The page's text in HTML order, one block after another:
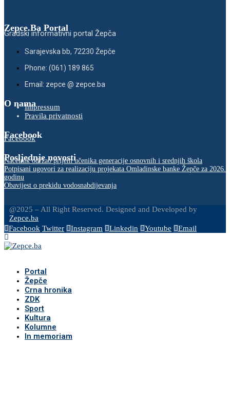
Zepce.Ba Portal
Gradski informativni portal Žepča
Sarajevska bb, 72230 Žepče
Phone: (061) 189 865
Email: zepce @ zepce.ba
O namaImpressum
Pravila privatnosti
Facebook
Facebook
Posljednje novosti
Načelnik održao prijem učenika generacije osnovnih i srednjih škola
Potpisani ugovori za realizaciju projekata Omladinske banke Žepče za 2026.
godinu
Obavijest o prekidu vodosnabdijevanja
@2025 – All Right Reserved. Designed and Developed by
Zepce.ba
Facebook Twitter Instagram Linkedin Youtube Email
Portal
Žepče
Crna hronika
ZDK
Sport
Kultura
Kolumne
In memoriam